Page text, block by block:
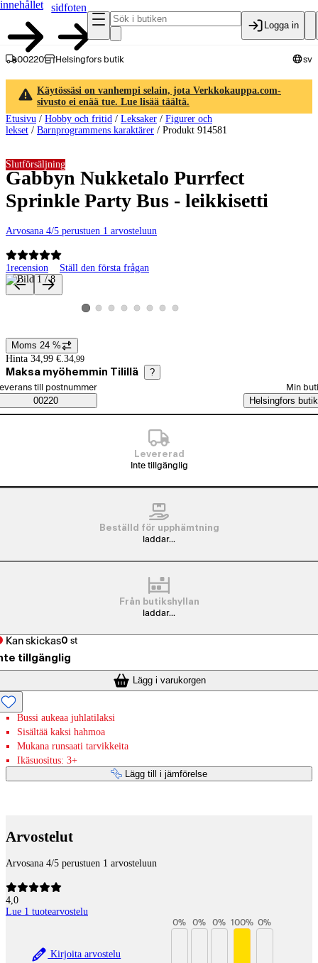
innehållet
sidfoten
Logga in
00220 Helsingfors butik sv
Käytössäsi on vanhempi selain, jota Verkkokauppa.com-
sivusto ei enää tue. Lue lisää täältä.
Etusivu / Hobby och fritid / Leksaker / Figurer och
lekset / Barnprogrammens karaktärer / Produkt 914581
Gabbyn Nukketalo Purrfect
Sprinkle Party Bus - leikkisetti
Arvosana 4/5 perustuen 1 arvosteluun
1recension Ställ den första frågan
Slutförsäljning
Produktbilder och videor
Visa produktbild 1
Visa produktbild 2
Visa produktbild 3
Visa produktbild 4
Visa produktbild 5
Visa produktbild 6
Visa produktbild 7
Visa produktbild 8
Prisinformation
Moms 24 %
Hinta 34,99 €. 34,99
Maksa myöhemmin Tilillä ?
Saatavuustiedot
beställningssätt
till postnummer
00220
Min
Helsingfors butik
Levererad
Inte tillgänglig
Beställd för upphämtning
laddar...
Från butikshyllan
laddar...
Kan skickas0 st
tillgänglig
Lägg i varukorgen
Bussi aukeaa juhlatilaksi
Sisältää kaksi hahmoa
Mukana runsaati tarvikkeita
Ikäsuositus: 3+
Lägg till i jämförelse
Arvostelut
Arvosana 4/5 perustuen 1 arvosteluun
4,0
Lue 1 tuotearvostelu
Kirjoita arvostelu
0% 0% 0% 100% 0%